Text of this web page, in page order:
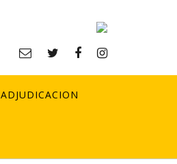
ADJUDICACION